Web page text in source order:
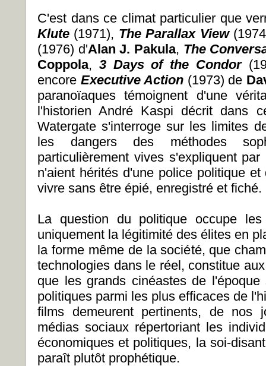
C'est dans ce climat particulier que
Klute (1971), The Parallax View
(1976) d'Alan J. Pakula, The
Coppola, 3 Days of the Condor
encore Executive Action (1973) de
paranoïaques témoignent d'une
l'historien André Kaspi décrit dans
Watergate s'interroge sur les limites
les dangers des méthodes
particulièrement vives s'expliquent
n'aient hérités d'une police politique
vivre sans être épié, enregistré et
La question du politique occupe
uniquement la légitimité des élites en
la forme même de la société, que
technologies dans le réel, constitue
que les grands cinéastes de
politiques parmi les plus efficaces de
films demeurent pertinents, de nos
médias sociaux répertoriant les
économiques et politiques, la soi-
paraît plutôt prophétique.